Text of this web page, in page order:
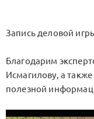
Запись деловой
Благодарим
Исмагилову, а
полезной